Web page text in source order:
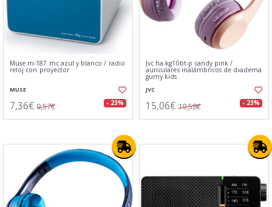
Muse m-187 mc azul y blanco / radio
reloj con proyector
MUSE
7,36€ 9,57€ - 23%
Jvc ha-kg10bt-p candy pink /
auriculares inalámbricos de diadema
gumy kids
JVC
15,06€ 19,58€ - 23%